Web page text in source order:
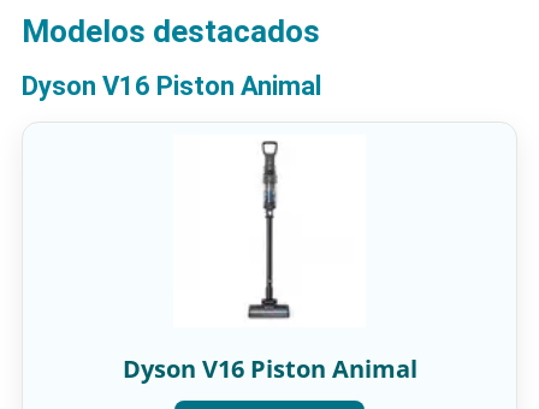
Modelos destacados
Dyson V16 Piston Animal
Dyson V16 Piston Animal